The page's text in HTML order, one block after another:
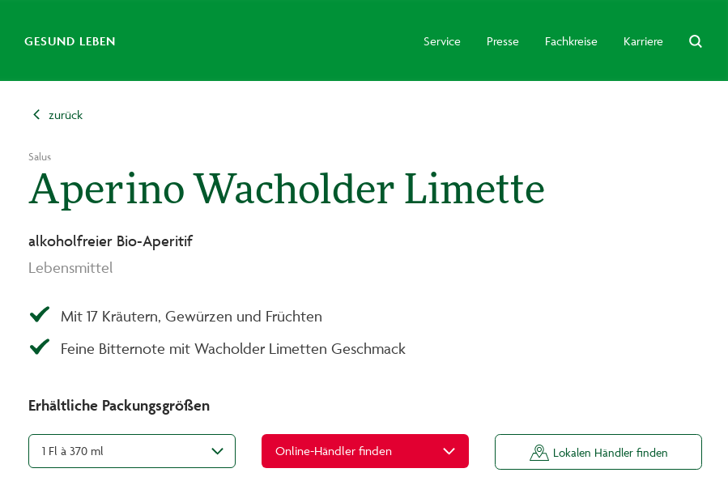
GESUND LEBEN Service Presse Fachkreise Karriere
zurück
Salus
Aperino Wacholder Limette
alkoholfreier Bio-Aperitif
Lebensmittel
Mit 17 Kräutern, Gewürzen und Früchten
Feine Bitternote mit Wacholder Limetten Geschmack
Erhältliche Packungsgrößen
1 Fl à 370 ml Online-Händler finden Lokalen Händler finden